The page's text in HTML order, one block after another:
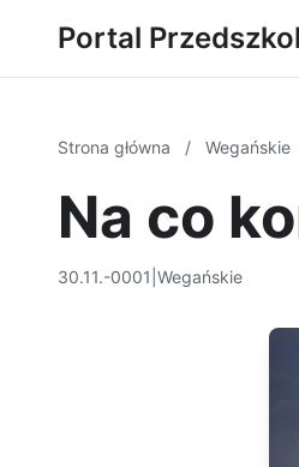
Portal
Strona główna / Wegańskie
Na co
30.11.-0001 Wegańskie